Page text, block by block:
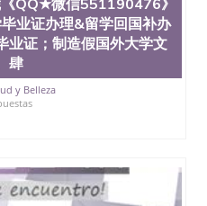
文凭（San Jose State
文凭（San Jose State
大学文凭（San Jose
大学学历（ San Jose
大学学历（San Jose
大学学历（San Jose
大学学历（San Jose
大学（San Jose State
（San Jose State
（San Jose State
学位证（San Jose State
业证办理&留学回国补办
业证；制造假国外大学文
肆
y Belleza